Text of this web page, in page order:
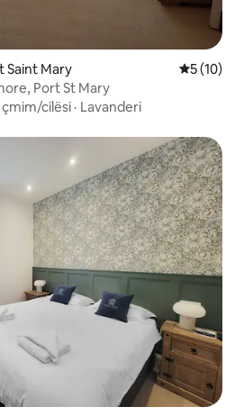
Saint Mary Vlerësimi
5 (10)
Port St Mary
cilësi · Lavanderi